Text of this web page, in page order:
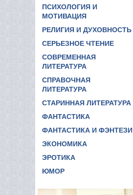
ПСИХОЛОГИЯ И
МОТИВАЦИЯ
РЕЛИГИЯ И ДУХОВНОСТЬ
СЕРЬЕЗНОЕ ЧТЕНИЕ
СОВРЕМЕННАЯ
ЛИТЕРАТУРА
СПРАВОЧНАЯ
ЛИТЕРАТУРА
СТАРИННАЯ ЛИТЕРАТУРА
ФАНТАСТИКА
ФАНТАСТИКА И ФЭНТЕЗИ
ЭКОНОМИКА
ЭРОТИКА
ЮМОР